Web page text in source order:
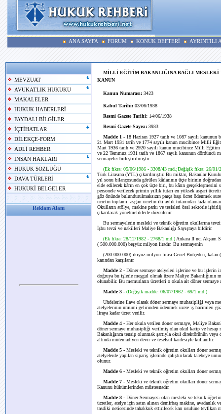
ANA SAYFA FORUM KONUK DEFTERİ AYRINTILI
MEVZUAT
AVUKATLIK HUKUKU
MAKALELER
HUKUK HABERLERİ
FAYDALI BİLGİLER
İÇTİHATLAR
DİLEKÇE-FORM
ADLİ REHBER
İNSAN HAKLARI
HUKUK SÖZLÜĞÜ
DAVA TÜRLERİ
HUKUKİ BELGELER
Reklam Alanı
MİLLİ EĞİTİM BAKANLIĞINA BAĞLI MESLEKİ
KANUN
Kanun Numarası: 3423
Kabul Tarihi: 03/06/1938
Resmi Gazete Tarihi: 14/06/1938
Resmi Gazete Sayısı: 3933
Madde 1 - 18 Haziran 1927 tarih ve 1087 sayılı
21 Mart 1931 tarih ve 1774 sayılı kanun mucibince Milli
Mart 1936 tarih ve 2920 sayılı kanun mucibince Milli
ve 22 Temmuz 1931 tarih ve 1867 sayılı kanunun dördüncü
sermayeler birleştirilmiştir.
(Ek fıkra: 05/06/1986 - 3308/43 md.;Değişik fıkra: 26/
Türk Lirasına (YTL) çıkarılmıştır. Bu miktar, Bakanlar
yıl sonu bilançosunda görülen kârlarının üçte birinin
elde edilecek kârın en çok üçte biri, bu kârın gerçekleşmesini
personele verilecek primin yıllık tutarı en yüksek asgari
göz önünde bulundurulmaksızın parça başı ücret ödenmek
ücretin toplamı, asgari ücretin iki aylık tutarından fazla
Okulların atölye, makine parkı ve tesisleri özel sektörle
çıkarılacak yönetmeliklerle düzenlenir.
Bu sermayelerin mesleki ve teknik öğretim okullarına
İşbu tevzi ve nakilleri Maliye Bakanlığı Sayıştaya bildirir.
(Ek fıkra: 28/12/1982 - 2768/1 md.) Ankara II nci Akşam
( 500.000.000) beşyüz milyon liradır. Bu sermayenin
(200.000.000) ikiyüz milyon lirası Genel Bütçeden, kalan
karından karşılanır.
Madde 2 - Döner sermaye atelyeleri işlerine ve bu işlerin
doğruya bu işlerle meşgul olmak üzere Maliye
olunabilir. Bu memurların ücretleri o okula ait döner sermaye
Madde 3 - (Değişik madde: 06/07/1962 - 69/1 md.)
Uhdelerine ilave olarak döner sermaye muhasipliği veya
atelyelerinin umumi gelirinden ödenmek üzere iş hacimleri
liraya kadar ücret verilir.
Madde 4 - Her okula verilen döner sermaye, Maliye
döner sermaye muhasipliği verilmiş olan okul katip ve
Bakanlığınca tensip olunmak şartıyla okul direktörünün
altında mütemadiyen devir ve teselsül kaidesiyle kullanılır.
Madde 5 - Mesleki ve teknik öğretim okulları döner
atelyelerde yapılan sipariş işlerinde çalıştırılacak talebeye
olunur.
Madde 6 - Mesleki ve teknik öğretim okulları döner
Madde 7 - Mesleki ve teknik öğretim okulları döner
Kanunu hükümlerinden müstesnadır.
Madde 8 - Döner Sermayesi olan mesleki ve teknik
ücretler, atelye için satın alınan demirbaş makine, avadanlık
tasdiki neticesinde tahakkuk ettirilecek karı usulüne tevfikan